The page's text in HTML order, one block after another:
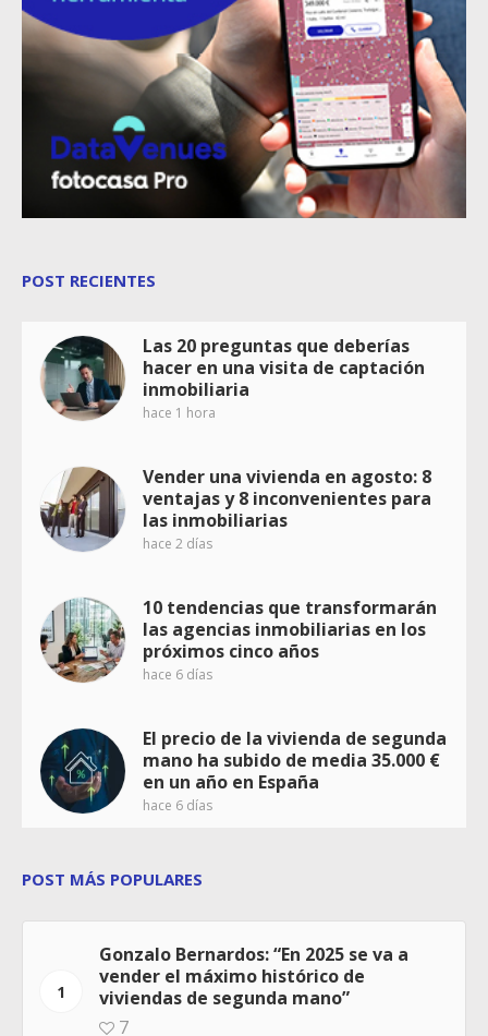
POST RECIENTES
Las 20 preguntas que deberías
hacer en una visita de captación
inmobiliaria
hace 1 hora
Vender una vivienda en agosto: 8
ventajas y 8 inconvenientes para
las inmobiliarias
hace 2 días
10 tendencias que transformarán
las agencias inmobiliarias en los
próximos cinco años
hace 6 días
El precio de la vivienda de segunda
mano ha subido de media 35.000 €
en un año en España
hace 6 días
POST MÁS POPULARES
1
Gonzalo Bernardos: “En 2025 se va a
vender el máximo histórico de
viviendas de segunda mano”
7